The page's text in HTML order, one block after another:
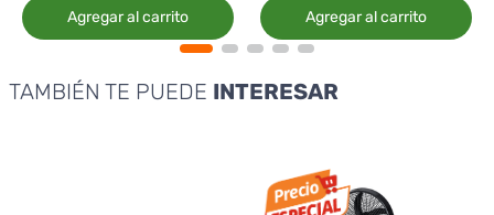
Agregar al carrito Agregar al carrito
TAMBIÉN TE PUEDE INTERESAR